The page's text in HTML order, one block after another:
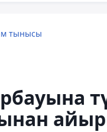
тынысы